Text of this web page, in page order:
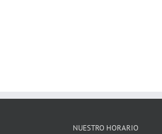
NUESTRO HORARIO